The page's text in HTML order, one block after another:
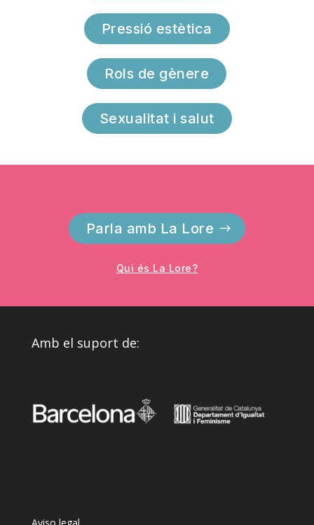
Pressió estètica
Rols de gènere
Sexualitat i salut
Parla amb La Lore
Qui és La Lore?
Amb el suport de: